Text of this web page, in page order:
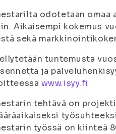
odotetaan
Aikaisempi kokemus
sekä
tuntemusta
ja
www.isyy.fi
tehtävä on
työssä on kiinteä